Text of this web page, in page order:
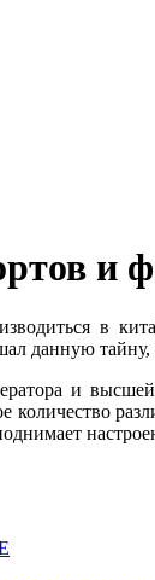
и
в
данную
и
количество